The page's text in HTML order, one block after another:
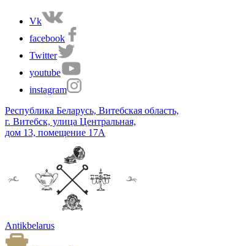
Vk
facebook
Twitter
youtube
instagram
Республика Беларусь, Витебская область,
г. Витебск, улица Центральная,
дом 13, помещение 17А
Antikbelarus